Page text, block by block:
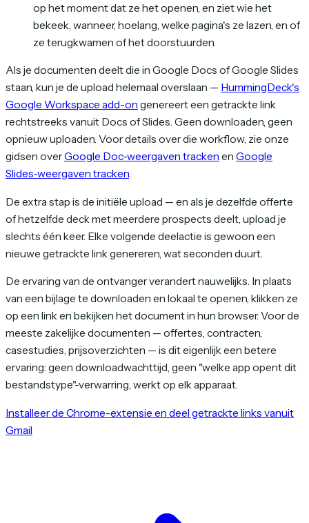
op het moment dat ze het openen, en ziet wie het
bekeek, wanneer, hoelang, welke pagina's ze lazen, en of
ze terugkwamen of het doorstuurden.
Als je documenten deelt die in Google Docs of Google Slides
staan, kun je de upload helemaal overslaan — HummingDeck's
Google Workspace add-on genereert een getrackte link
rechtstreeks vanuit Docs of Slides. Geen downloaden, geen
opnieuw uploaden. Voor details over die workflow, zie onze
gidsen overGoogle Doc-weergaven tracken en Google
Slides-weergaven tracken.
De extra stap is de initiële upload — en als je dezelfde offerte
of hetzelfde deck met meerdere prospects deelt, upload je
slechts één keer. Elke volgende deelactie is gewoon een
nieuwe getrackte link genereren, wat seconden duurt.
De ervaring van de ontvanger verandert nauwelijks. In plaats
van een bijlage te downloaden en lokaal te openen, klikken ze
op een link en bekijken het document in hun browser. Voor de
meeste zakelijke documenten — offertes, contracten,
casestudies, prijsoverzichten — is dit eigenlijk een betere
ervaring: geen downloadwachttijd, geen "welke app opent dit
bestandstype"-verwarring, werkt op elk apparaat.
Installeer de Chrome-extensie en deel getrackte links vanuit
Gmail